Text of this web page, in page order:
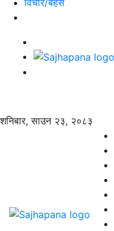
शनिबार, साउन २३, २०८३